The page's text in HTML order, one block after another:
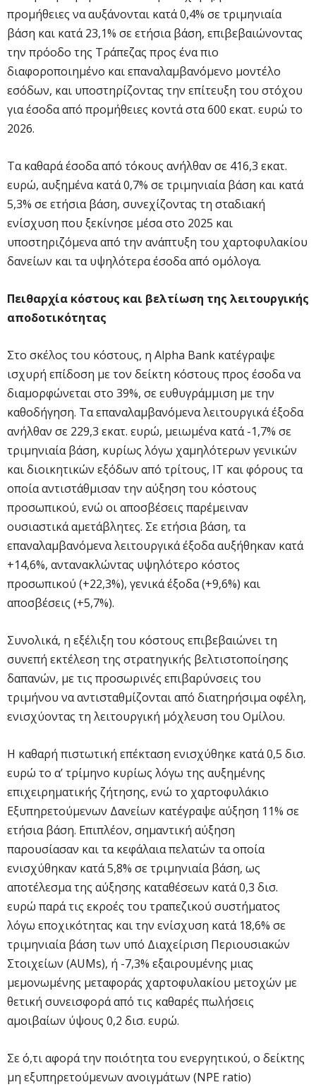
προμήθειες να αυξάνονται κατά 0,4% σε τριμηνιαία
βάση και κατά 23,1% σε ετήσια βάση, επιβεβαιώνοντας
την πρόοδο της Τράπεζας προς ένα πιο
διαφοροποιημένο και επαναλαμβανόμενο μοντέλο
εσόδων, και υποστηρίζοντας την επίτευξη του στόχου
για έσοδα από προμήθειες κοντά στα 600 εκατ. ευρώ το
2026.
Τα καθαρά έσοδα από τόκους ανήλθαν σε 416,3 εκατ.
ευρώ, αυξημένα κατά 0,7% σε τριμηνιαία βάση και κατά
5,3% σε ετήσια βάση, συνεχίζοντας τη σταδιακή
ενίσχυση που ξεκίνησε μέσα στο 2025 και
υποστηριζόμενα από την ανάπτυξη του χαρτοφυλακίου
δανείων και τα υψηλότερα έσοδα από ομόλογα.
Πειθαρχία κόστους και βελτίωση της λειτουργικής
αποδοτικότητας
Στο σκέλος του κόστους, η Alpha Bank κατέγραψε
ισχυρή επίδοση με τον δείκτη κόστους προς έσοδα να
διαμορφώνεται στο 39%, σε ευθυγράμμιση με την
καθοδήγηση. Τα επαναλαμβανόμενα λειτουργικά έξοδα
ανήλθαν σε 229,3 εκατ. ευρώ, μειωμένα κατά -1,7% σε
τριμηνιαία βάση, κυρίως λόγω χαμηλότερων γενικών
και διοικητικών εξόδων από τρίτους, IT και φόρους τα
οποία αντιστάθμισαν την αύξηση του κόστους
προσωπικού, ενώ οι αποσβέσεις παρέμειναν
ουσιαστικά αμετάβλητες. Σε ετήσια βάση, τα
επαναλαμβανόμενα λειτουργικά έξοδα αυξήθηκαν κατά
+14,6%, αντανακλώντας υψηλότερο κόστος
προσωπικού (+22,3%), γενικά έξοδα (+9,6%) και
αποσβέσεις (+5,7%).
Συνολικά, η εξέλιξη του κόστους επιβεβαιώνει τη
συνεπή εκτέλεση της στρατηγικής βελτιστοποίησης
δαπανών, με τις προσωρινές επιβαρύνσεις του
τριμήνου να αντισταθμίζονται από διατηρήσιμα οφέλη,
ενισχύοντας τη λειτουργική μόχλευση του Ομίλου.
Η καθαρή πιστωτική επέκταση ενισχύθηκε κατά 0,5 δισ.
ευρώ το α’ τρίμηνο κυρίως λόγω της αυξημένης
επιχειρηματικής ζήτησης, ενώ το χαρτοφυλάκιο
Εξυπηρετούμενων Δανείων κατέγραψε αύξηση 11% σε
ετήσια βάση. Επιπλέον, σημαντική αύξηση
παρουσίασαν και τα κεφάλαια πελατών τα οποία
ενισχύθηκαν κατά 5,8% σε τριμηνιαία βάση, ως
αποτέλεσμα της αύξησης καταθέσεων κατά 0,3 δισ.
ευρώ παρά τις εκροές του τραπεζικού συστήματος
λόγω εποχικότητας και την ενίσχυση κατά 18,6% σε
τριμηνιαία βάση των υπό Διαχείριση Περιουσιακών
Στοιχείων (AUMs), ή -7,3% εξαιρουμένης μιας
μεμονωμένης μεταφοράς χαρτοφυλακίου μετοχών με
θετική συνεισφορά από τις καθαρές πωλήσεις
αμοιβαίων ύψους 0,2 δισ. ευρώ.
Σε ό,τι αφορά την ποιότητα του ενεργητικού, ο δείκτης
μη εξυπηρετούμενων ανοιγμάτων (NPE ratio)